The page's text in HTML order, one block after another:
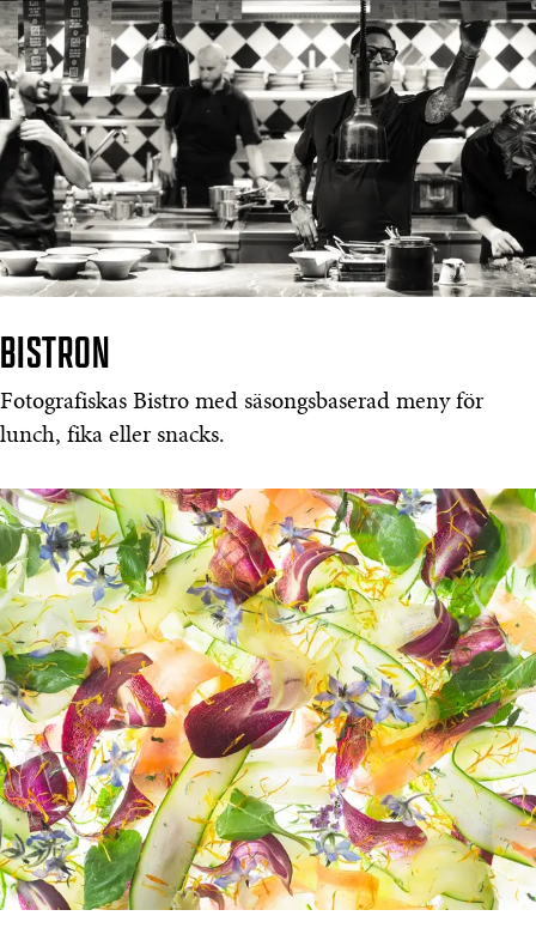
BISTRON
Fotografiskas Bistro med säsongsbaserad meny för
lunch, fika eller snacks.